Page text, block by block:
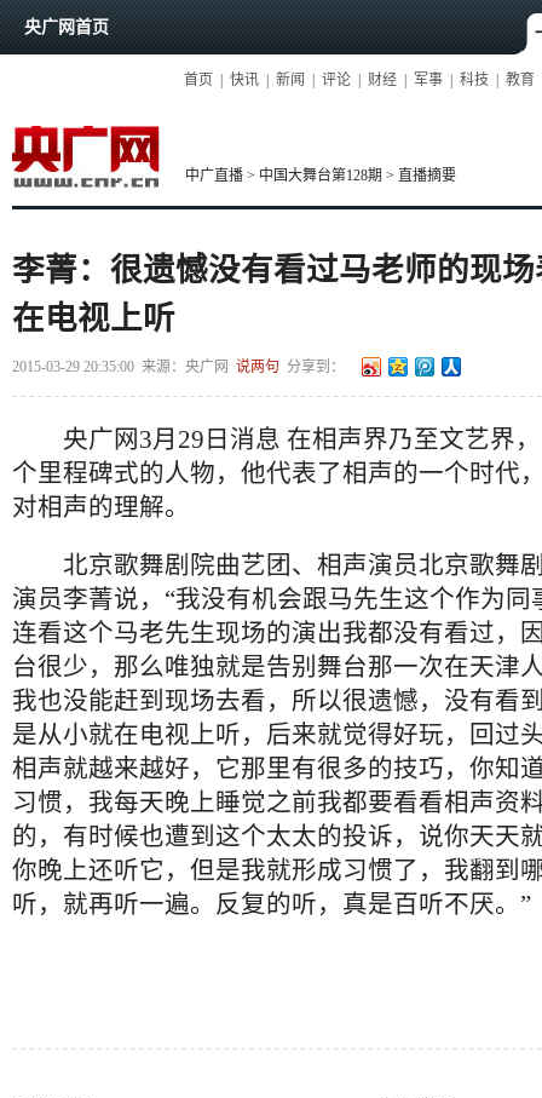
央广网首页
首页 快讯 新闻 评论 财经 军事 科技 教育
中广直播 > 中国大舞台第128期 > 直播摘要
李菁：很遗憾没有看过马老师的现
在电视上听
2015-03-29 20:35:00 来源： 央广网 说两句 分享到：
央广网3月29日消息 在相声界乃至文艺界，
个里程碑式的人物，他代表了相声的一个时代
对相声的理解。
北京歌舞剧院曲艺团、相声演员北京歌舞
演员李菁说，“我没有机会跟马先生这个作为同
连看这个马老先生现场的演出我都没有看过，
台很少，那么唯独就是告别舞台那一次在天津
我也没能赶到现场去看，所以很遗憾，没有看
是从小就在电视上听，后来就觉得好玩，回过
相声就越来越好，它那里有很多的技巧，你知
习惯，我每天晚上睡觉之前我都要看看相声资
的，有时候也遭到这个太太的投诉，说你天天
你晚上还听它，但是我就形成习惯了，我翻到
听，就再听一遍。反复的听，真是百听不厌。”